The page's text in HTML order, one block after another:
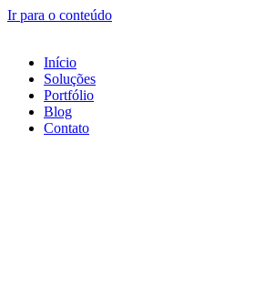
Ir para o conteúdo
Início
Soluções
Portfólio
Blog
Contato